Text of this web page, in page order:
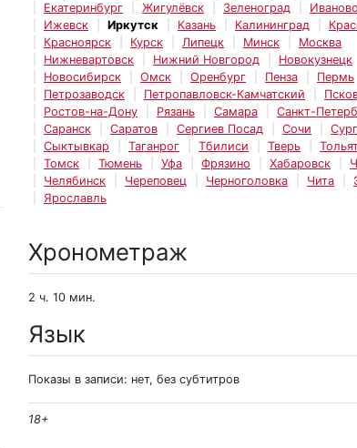
Екатеринбург
Жигулёвск Зеленоград
Иваново
Ижевск
Иркутск Казань Калининград
Красноярск
Курск Липецк Минск
Москва
Нижневартовск
Нижний Новгород
Новокузнецк
Новосибирск
Омск Оренбург Пенза
Пермь
Петрозаводск
Петропавловск-Камчатский
Ростов-на-Дону
Рязань Самара
Санкт-
Саранск
Саратов Сергиев Посад Сочи
Сыктывкар
Таганрог Тбилиси Тверь
Томск
Тюмень Уфа Фрязино Хабаровск
Челябинск
Череповец Черноголовка Чита
Ярославль
Хронометраж
2 ч. 10 мин.
Язык
Показы в записи: нет, без субтитров
18+